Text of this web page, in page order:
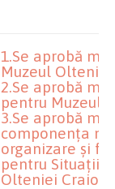
1.Se aprobă
Muzeul
2.Se aprobă
pentru Muzeul
3.Se aprobă
componența
organizare și
pentru Situații
Olteniei